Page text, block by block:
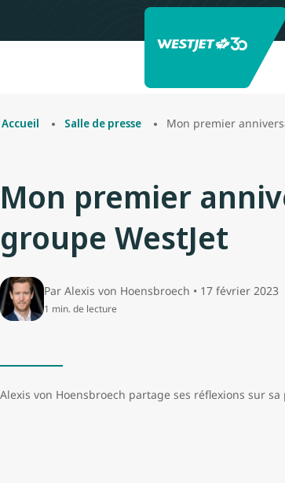
Accueil Salle de presse Mon premier
Mon premier
groupe WestJet
Par Alexis von Hoensbroech • 17 février 2023
1 min. de lecture
Alexis von Hoensbroech partage ses réflexions sur